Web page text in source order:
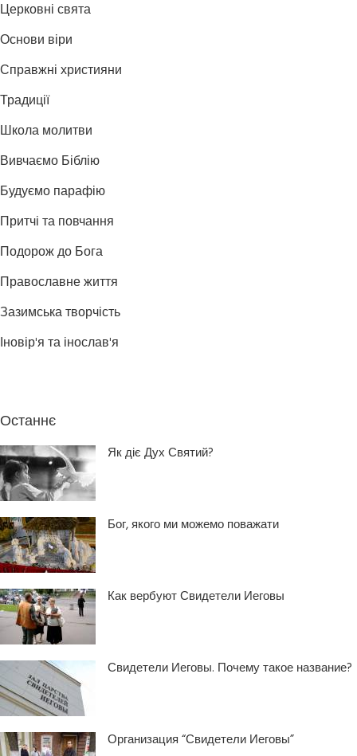
Церковні свята
Основи віри
Справжні християни
Традиції
Школа молитви
Вивчаємо Біблію
Будуємо парафію
Притчі та повчання
Подорож до Бога
Православне життя
Зазимська творчість
Іновір'я та інослав'я
Останнє
Як діє Дух Святий?
Бог, якого ми можемо поважати
Как вербуют Свидетели Иеговы
Свидетели Иеговы. Почему такое название?
Организация “Свидетели Иеговы”